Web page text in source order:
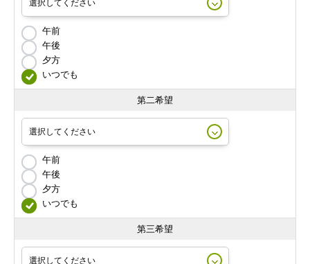
午前
午後
夕方
いつでも
第二希望
午前
午後
夕方
いつでも
第三希望